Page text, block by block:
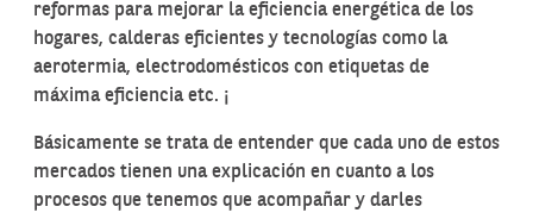
reformas para mejorar la eficiencia energética de los
hogares, calderas eficientes y tecnologías como la
aerotermia, electrodomésticos con etiquetas de
máxima eficiencia etc. ¡
Básicamente se trata de entender que cada uno de estos
mercados tienen una explicación en cuanto a los
procesos que tenemos que acompañar y darles